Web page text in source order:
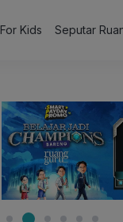
For Kids Seputar